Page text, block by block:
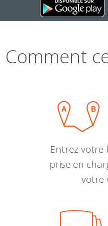
Comment
Entrez votre
prise en
votre